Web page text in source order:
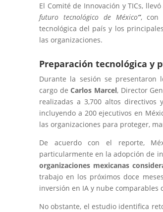
El Comité de Innovación y TICs,
futuro tecnológico de México”, con
tecnológica del país y los
las organizaciones.
Preparación tecnológica y
Durante la sesión se presentaron
cargo deCarlos Marcel, Director
realizadas a 3,700 altos
incluyendo a 200 ejecutivos en
las organizaciones para proteger,
De acuerdo con el reporte,
particularmente en la adopción de
organizaciones mexicanas
trabajo en los próximos doce
inversión en IA y nube
No obstante, el estudio identifica